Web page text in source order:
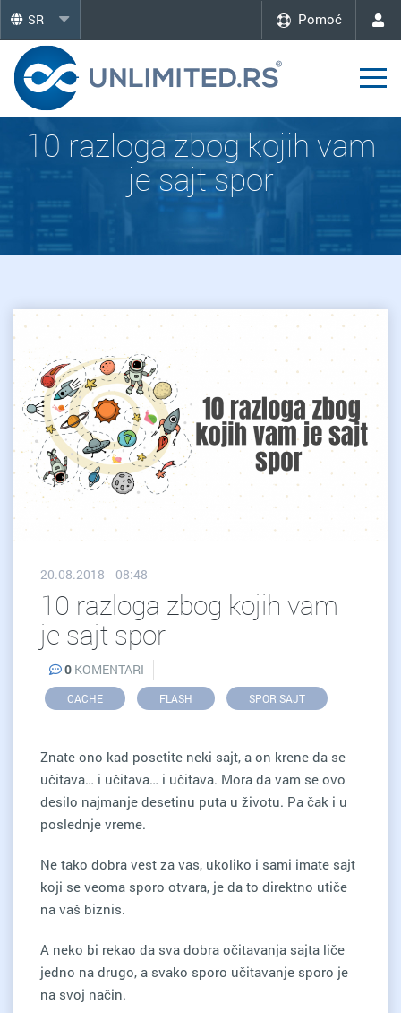
SR Pomoć
10 razloga zbog kojih vam
je sajt spor
20.08.2018 08:48
10 razloga zbog kojih vam
je sajt spor
0 KOMENTARI
CACHE FLASH SPOR SAJT
Znate ono kad posetite neki sajt, a on krene da se
učitava… i učitava… i učitava. Mora da vam se ovo
desilo najmanje desetinu puta u životu. Pa čak i u
poslednje vreme.
Ne tako dobra vest za vas, ukoliko i sami imate sajt
koji se veoma sporo otvara, je da to direktno utiče
na vaš biznis.
A neko bi rekao da sva dobra očitavanja sajta liče
jedno na drugo, a svako sporo učitavanje sporo je
na svoj način.